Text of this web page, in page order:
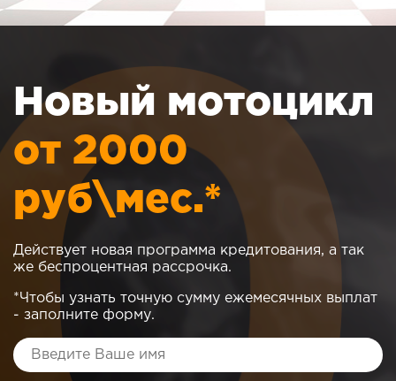
Новый мотоцикл
от 2000
руб\мес.*
Действует новая программа кредитования, а так
же беспроцентная рассрочка.
*Чтобы узнать точную сумму ежемесячных выплат
- заполните форму.